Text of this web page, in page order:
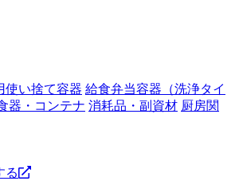
使い捨て容器 給食弁当容器（洗浄タイ
器・コンテナ 消耗品・副資材 厨房関
る